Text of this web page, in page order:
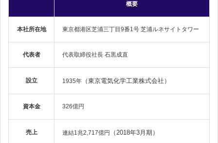
概要
本社所在地 東京都港区芝浦三丁目9番1号 芝浦ルネサイトタワー
代表者 代表取締役社長 石黒成直
設立 1935年 （東京電気化学工業株式会社）
資本金 326億円
売上 連結1兆2,717億円 （2018年3月期）